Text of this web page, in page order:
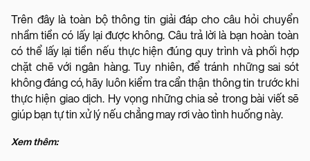
Trên đây là toàn bộ thông tin giải đáp cho câu hỏi chuyển
nhầm tiền có lấy lại được không. Câu trả lời là bạn hoàn toàn
có thể lấy lại tiền nếu thực hiện đúng quy trình và phối hợp
chặt chẽ với ngân hàng. Tuy nhiên, để tránh những sai sót
không đáng có, hãy luôn kiểm tra cẩn thận thông tin trước khi
thực hiện giao dịch. Hy vọng những chia sẻ trong bài viết sẽ
giúp bạn tự tin xử lý nếu chẳng may rơi vào tình huống này.
Xem thêm: